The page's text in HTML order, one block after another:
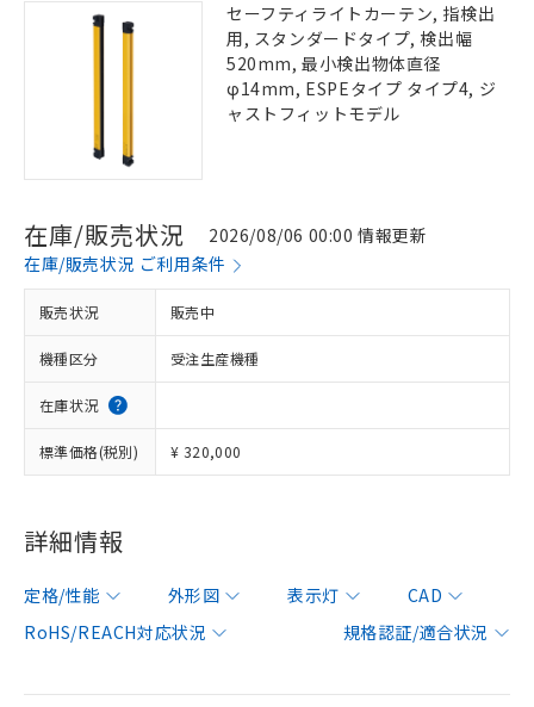
セーフティライトカーテン, 指検出
用, スタンダードタイプ, 検出幅
520mm, 最小検出物体直径
φ14mm, ESPEタイプ タイプ4, ジ
ャストフィットモデル
在庫/販売状況
2026/08/06 00:00 情報更新
在庫/販売状況 ご利用条件
販売状況 販売中
機種区分 受注生産機種
在庫状況
標準価格(税別) ¥ 320,000
詳細情報
定格/性能 外形図 表示灯
CAD
RoHS/REACH対応状況
規格認証/適合状況